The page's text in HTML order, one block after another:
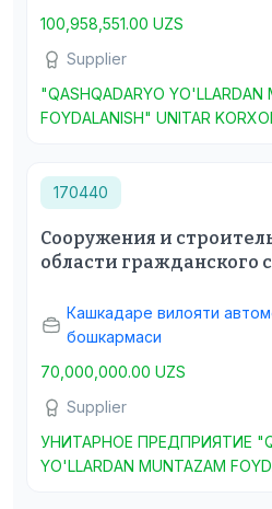
100,958,551.00 UZS
Supplier
"QASHQADARYO YO'LLARDAN
FOYDALANISH" UNITAR
170440
Сооружения и
области гражданского
Кашкадаре вилояти
бошкармаси
70,000,000.00 UZS
Supplier
УНИТАРНОЕ ПРЕДПРИЯТИЕ
YO'LLARDAN MUNTAZAM